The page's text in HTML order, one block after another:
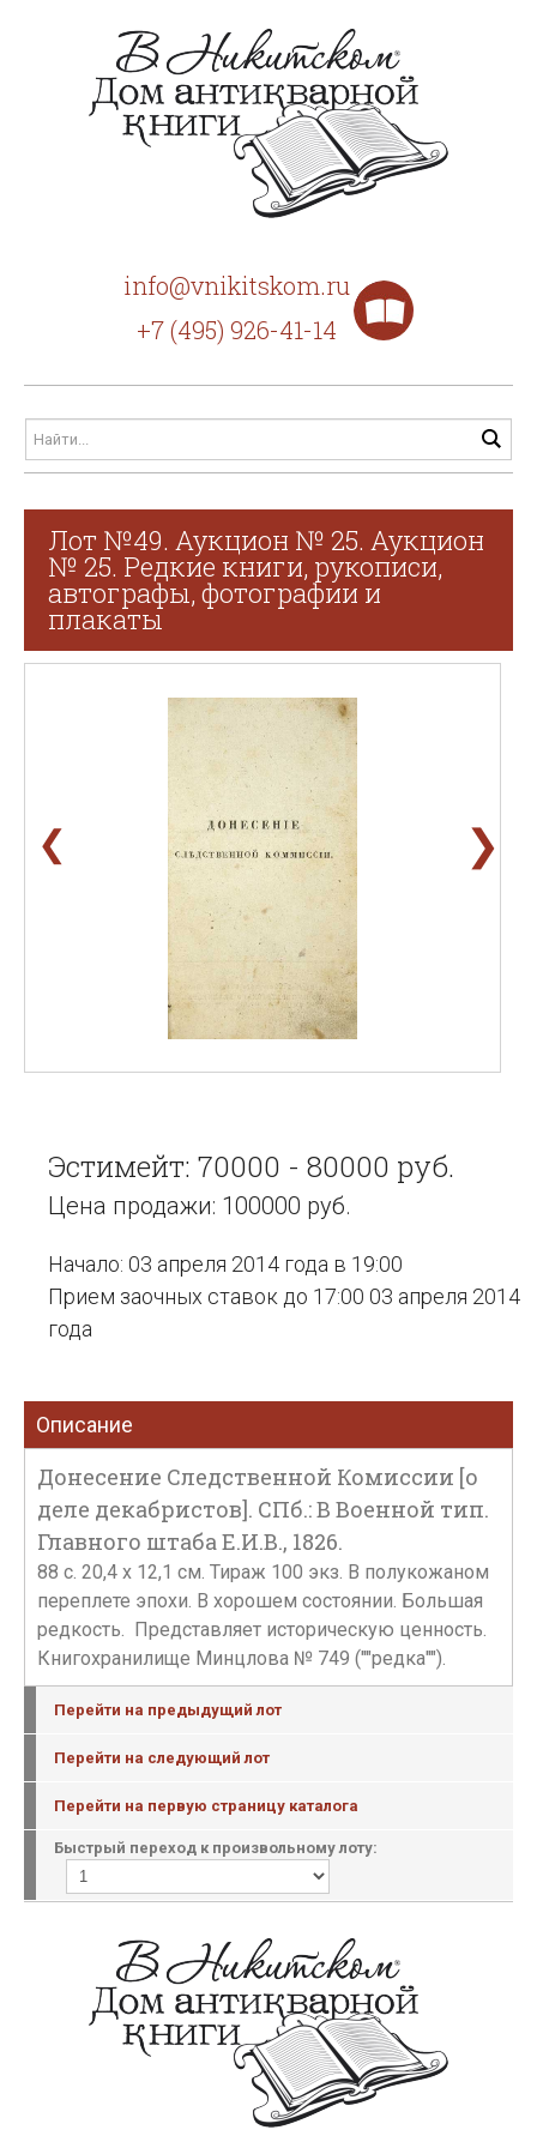
info@vnikitskom.ru
+7 (495) 926-41-14
Лот №49. Аукцион № 25. Аукцион
№ 25. Редкие книги, рукописи,
автографы, фотографии и
плакаты
❮ ❯
Эстимейт: 70000 - 80000 руб.
Цена продажи: 100000 руб.
Начало: 03 апреля 2014 года в 19:00
Прием заочных ставок до 17:00 03 апреля 2014
года
Описание
Донесение Следственной Комиссии [о
деле декабристов]. СПб.: В Военной тип.
Главного штаба Е.И.В., 1826.
88 с. 20,4 х 12,1 см. Тираж 100 экз. В полукожаном
переплете эпохи. В хорошем состоянии. Большая
редкость. Представляет историческую ценность.
Книгохранилище Минцлова № 749 (""редка"").
Перейти на предыдущий лот
Перейти на следующий лот
Перейти на первую страницу каталога
Быстрый переход к произвольному лоту: